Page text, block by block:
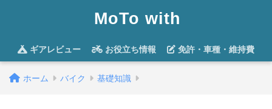
MoTo with
ギアレビュー お役立ち情報 免許・車種・維持費
ホーム バイク 基礎知識